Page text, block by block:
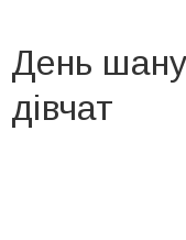
День
дівчат